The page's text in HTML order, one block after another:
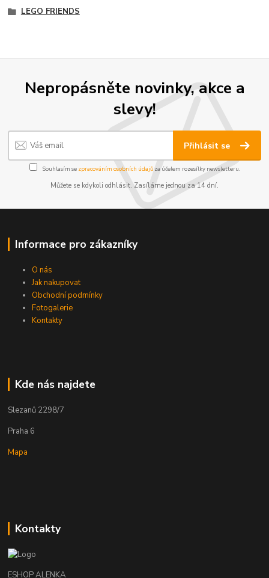
LEGO FRIENDS
Nepropásněte novinky, akce a
slevy!
Přihlásit se
Souhlasím se zpracováním osobních údajůza účelem rozesílky newsletteru.
Můžete se kdykoli odhlásit. Zasíláme jednou za 14 dní.
Informace pro zákazníky
O nás
Jak nakupovat
Obchodní podmínky
Fotogalerie
Kontakty
Kde nás najdete
Slezanů 2298/7
Praha 6
Mapa
Kontakty
ESHOP ALENKA